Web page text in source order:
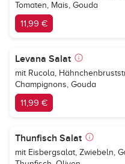
Tomaten, Mais, Gouda
11,99 €
Levana Salat
mit Rucola,
Champignons, Gouda
11,99 €
Thunfisch Salat
mit Eisbergsalat, Zwiebeln,